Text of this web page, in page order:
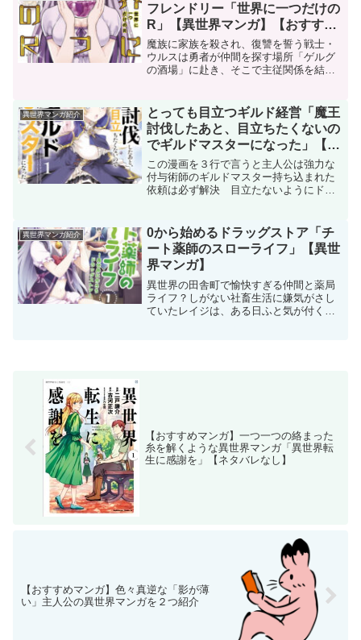
フレンドリー「世界に一つだけの
R」【異世界マンガ】【おすす
め】
魔族に家族を殺され、復讐を誓う戦士・
ウルスは勇者が仲間を探す場所「ゲルグ
の酒場」に赴き、そこで主従関係を結
契約だった！？しかもレアリティは最弱
の「レア」！！ ガチャキ...
異世界マンガ紹介
とっても目立つギルド経営「魔王
討伐したあと、目立ちたくないの
でギルドマスターになった」【異
世界系】【ネタバレなし】
この漫画を３行で言うと主人公は強力な
付与術師のギルドマスター持ち込まれた
依頼は必ず解決 目立たないようにドー
SSSランクの強さを認められた若すぎる5
人の冒険者――『奇跡の...
異世界マンガ紹介
0から始めるドラッグストア「チ
ート薬師のスローライフ」【異世
界マンガ】
異世界の田舎町で愉快すぎる仲間と薬局
ライフ？しがない社畜生活に嫌気がさし
ていたレイジは、ある日ふと気が付く
【おすすめマンガ】一つ一つの絡まった
糸を解くような異世界マンガ「異世界転
生に感謝を」【ネタバレなし】
【おすすめマンガ】色々真逆な「影が薄
い」主人公の異世界マンガを２つ紹介